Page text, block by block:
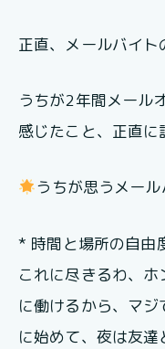
正直、メールバイ
うちが2年間メール
感じたこと、正直に
うちが思うメー
* 時間と場所の自由
これに尽きるわ、
に働けるから、マ
に始めて、夜は友